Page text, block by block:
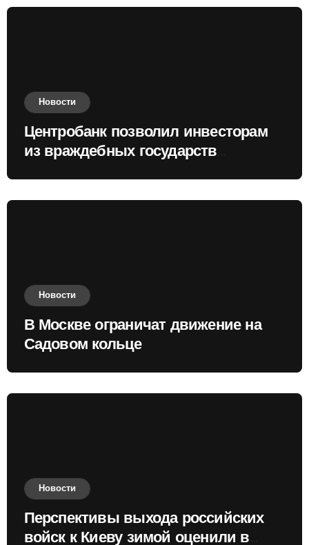
Новости
Центробанк позволил инвесторам
из враждебных государств
Новости
В Москве ограничат движение на
Садовом кольце
Новости
Перспективы выхода российских
войск к Киеву зимой оценили в